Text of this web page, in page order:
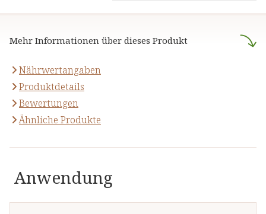
Wohlbefinden.
Mehr Informationen über dieses Produkt
Nährwertangaben
Produktdetails
Bewertungen
Ähnliche Produkte
Anwendung
stützen.